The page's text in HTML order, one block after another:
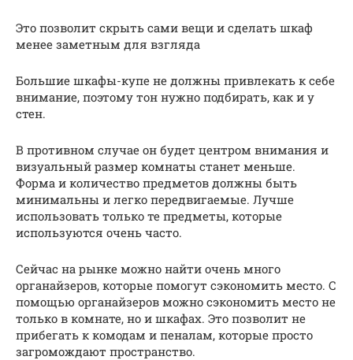
Это позволит скрыть сами вещи и сделать шкаф
менее заметным для взгляда
Большие шкафы-купе не должны привлекать к себе
внимание, поэтому тон нужно подбирать, как и у
стен.
В противном случае он будет центром внимания и
визуальный размер комнаты станет меньше.
Форма и количество предметов должны быть
минимальны и легко передвигаемые. Лучше
использовать только те предметы, которые
используются очень часто.
Сейчас на рынке можно найти очень много
органайзеров, которые помогут сэкономить место. С
помощью органайзеров можно сэкономить место не
только в комнате, но и шкафах. Это позволит не
прибегать к комодам и пеналам, которые просто
загромождают пространство.